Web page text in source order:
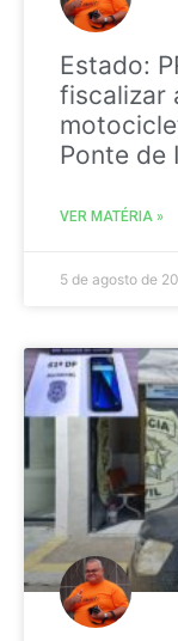
Estado:
fiscalizar
Ponte de
VER MATÉRIA »
5 de agosto de